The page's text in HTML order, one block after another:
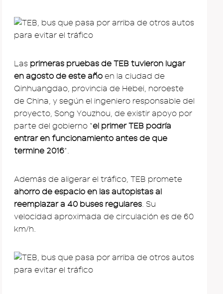
Las primeras pruebas de TEB tuvieron lugar
en agosto de este año en la ciudad de
Qinhuangdao, provincia de Hebei, noroeste
de China, y según el ingeniero responsable del
proyecto, Song Youzhou, de existir apoyo por
parte del gobierno “el primer TEB podría
entrar en funcionamiento antes de que
termine 2016”.
Además de aligerar el tráfico, TEB promete
ahorro de espacio en las autopistas al
reemplazar a 40 buses regulares. Su
velocidad aproximada de circulación es de 60
km/h.